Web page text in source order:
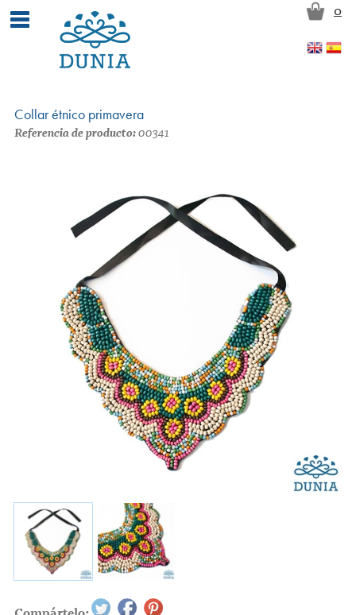
Pasar al contenido principal 0
Collar étnico primavera
Referencia de producto:00341